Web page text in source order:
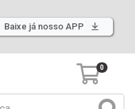
Baixe já nosso APP
0